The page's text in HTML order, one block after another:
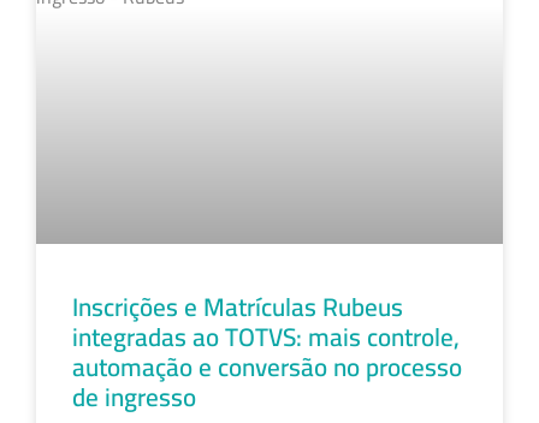
Inscrições e Matrículas Rubeus
integradas ao TOTVS: mais controle,
automação e conversão no processo
de ingresso